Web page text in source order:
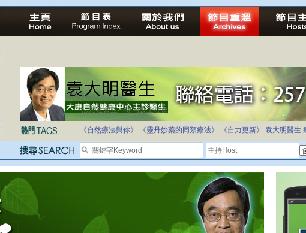
法治社會並不等同公正社會
自家教育合法化-推動多元化教育，全民學卷制
《自然療法與你》
《靈丹妙藥的同類療法》 《自力更新》 袁大明醫生